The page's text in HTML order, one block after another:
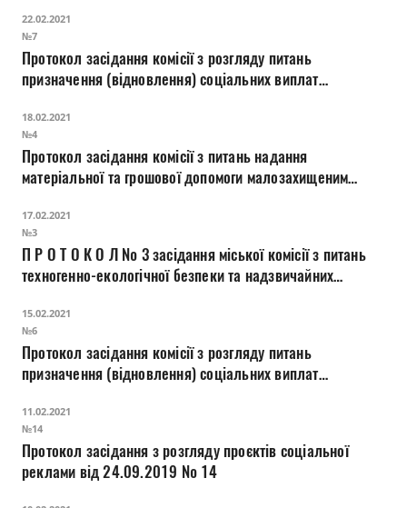
22.02.2021
№7
Протокол засідання комісії з розгляду питань
призначення (відновлення) соціальних виплат
18.02.2021
№4
Протокол засідання комісії з питань надання
матеріальної та грошової допомоги малозахищеним
17.02.2021
№3
П Р О Т О К О Л № 3 засідання міської комісії з питань
техногенно-екологічної безпеки та надзвичайних
15.02.2021
№6
Протокол засідання комісії з розгляду питань
призначення (відновлення) соціальних виплат
11.02.2021
№14
Протокол засідання з розгляду проєктів соціальної
реклами від 24.09.2019 № 14